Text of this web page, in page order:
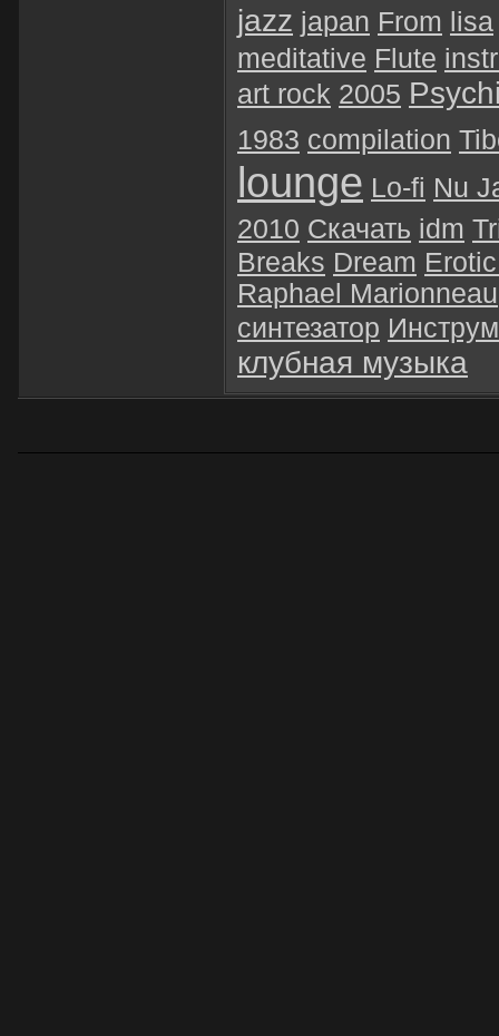
jazz japan From lisa
meditative Flute
art rock 2005
1983 compilation
lounge Lo-fi Nu
2010 Скачать idm
Breaks Dream
Raphael Marionneau
синтезатор
клубная музыка